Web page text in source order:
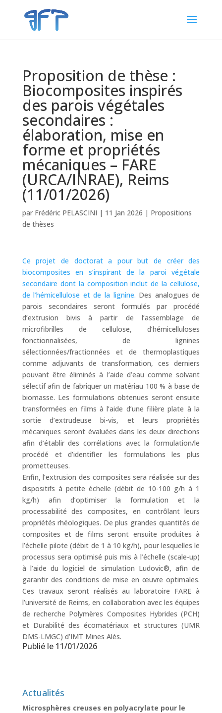
Proposition de thèse :
Biocomposites inspirés
des parois végétales
secondaires :
élaboration, mise en
forme et propriétés
mécaniques – FARE
(URCA/INRAE), Reims
(11/01/2026)
par Frédéric PELASCINI | 11 Jan 2026 | Propositions
de thèses
Ce projet de doctorat a pour but de créer des
biocomposites en s’inspirant de la paroi végétale
secondaire dont la composition inclut de la cellulose,
de l’hémicellulose et de la lignine. Des analogues de
parois secondaires seront formulés par procédé
d’extrusion bivis à partir de l’assemblage de
microfibrilles de cellulose, d’hémicelluloses
fonctionnalisées, de lignines
sélectionnées/fractionnées et de thermoplastiques
comme adjuvants de transformation, ces derniers
pouvant être éliminés à l’aide d’eau comme solvant
sélectif afin de fabriquer un matériau 100 % à base de
biomasse. Les formulations obtenues seront ensuite
transformées en films à l’aide d’une filière plate à la
sortie d’extrudeuse bi-vis, et leurs propriétés
mécaniques seront évaluées dans les deux directions
afin d’établir des corrélations avec la formulation/le
procédé et d’identifier les formulations les plus
prometteuses.
Enfin, l’extrusion des composites sera réalisée sur des
dispositifs à petite échelle (débit de 10-100 g/h à 1
kg/h) afin d’optimiser la formulation et la
processabilité des composites, en contrôlant leurs
propriétés rhéologiques. De plus grandes quantités de
composites et de films seront ensuite produites à
l’échelle pilote (débit de 1 à 10 kg/h), pour lesquelles le
processus sera optimisé puis mis à l’échelle (scale-up)
à l’aide du logiciel de simulation Ludovic®, afin de
garantir des conditions de mise en œuvre optimales.
Ces travaux seront réalisés au laboratoire FARE à
l’université de Reims, en collaboration avec les équipes
de recherche Polymères Composites Hybrides (PCH)
et Durabilité des écomatériaux et structures (UMR
DMS-LMGC) d’IMT Mines Alès.
Publié le 11/01/2026
Actualités
Microsphères creuses en polyacrylate pour le